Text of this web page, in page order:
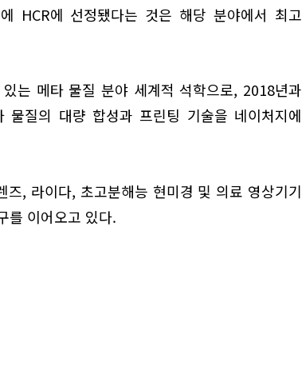
HCR에 선정됐다는 것은 해당 분야에서 최고
는 메타 물질 분야 세계적 석학으로, 2018년과
질의 대량 합성과 프린팅 기술을 네이처지에
, 라이다, 초고분해능 현미경 및 의료 영상기기
를 이어오고 있다.